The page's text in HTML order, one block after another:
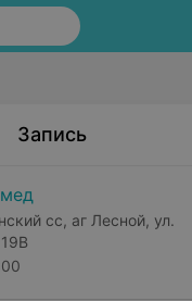
Запись
сс, аг Лесной, ул.